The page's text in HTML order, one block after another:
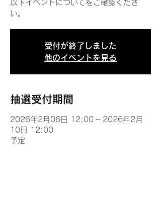
以下イベントについてをご確認くださ
い。
受付が終了しました
他のイベントを見る
抽選受付期間
2026年2月06日 12:00 – 2026年2月
10日 12:00
予定